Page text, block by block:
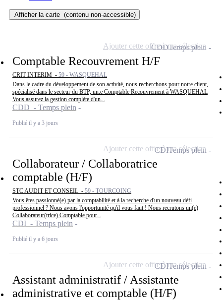
Afficher la carte (contenu non-accessible)
Comptable Recouvrement H/F
CRIT INTERIM - 59 - WASQUEHAL
Dans le cadre du développement de son activité, nous recherchons pour notre client,
spécialisé dans le secteur du BTP, un.e Comptable Recouvrement à WASQUEHAL
Vous assurez la gestion complète d'un...
CDD - Temps plein
Publié il y a 3 jours
CDDTemps plein
Ajouter cette offre à ma sélection
Collaborateur / Collaboratrice
comptable (H/F)
STC AUDIT ET CONSEIL - 59 - TOURCOING
Vous êtes passionné(e) par la comptabilité et à la recherche d'un nouveau défi
professionnel ? Nous avons l'opportunité qu'il vous faut ! Nous recrutons un(e)
Collaborateur(trice) Comptable pour...
CDI - Temps plein
Publié il y a 6 jours
CDITemps plein
Ajouter cette offre à ma sélection
Assistant administratif / Assistante
administrative et comptable (H/F)
CDITemps plein
Ajouter cette offre à ma sélection